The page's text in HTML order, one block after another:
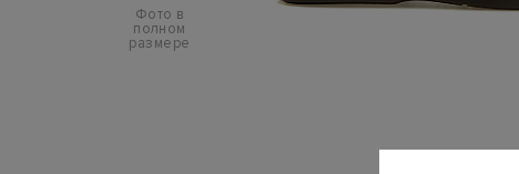
Фото в
полном
размере